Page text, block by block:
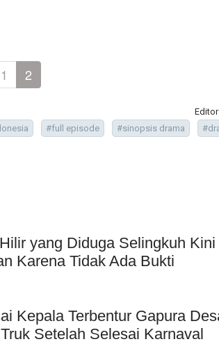
1 2
#full episode #sinopsis drama
yang Diduga Selingkuh Kini
Karena Tidak Ada Bukti
Kepala Terbentur Gapura
Setelah Selesai Karnaval